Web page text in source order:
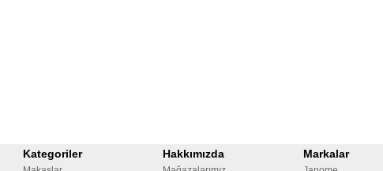
Kategoriler Hakkımızda Markalar